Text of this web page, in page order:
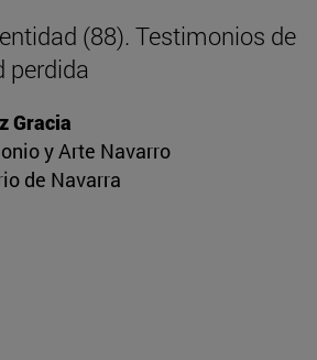
(88). Testimonios de
perdida
Gracia
y Arte Navarro
de Navarra